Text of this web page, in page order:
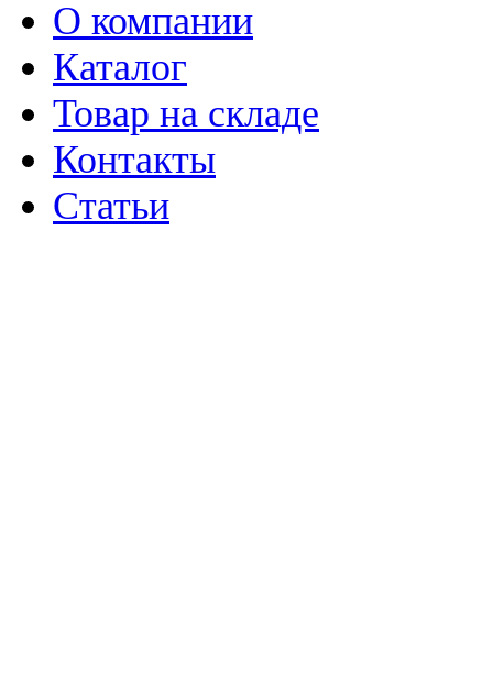
О компании
Каталог
Товар на складе
Контакты
Статьи